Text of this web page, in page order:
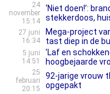
24
november
15:14
‘Niet doen!’:
stekkerdoos,
27 juni
16:34
Mega-project
tast diep in de
5 juni
14:51
'Laf en
hoogbejaarde
25
februari
20:15
92-jarige vrouw
opgepakt